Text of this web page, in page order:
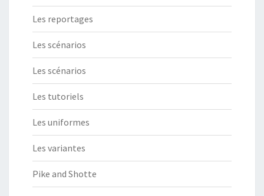
Les reportages
Les scénarios
Les scénarios
Les tutoriels
Les uniformes
Les variantes
Pike and Shotte